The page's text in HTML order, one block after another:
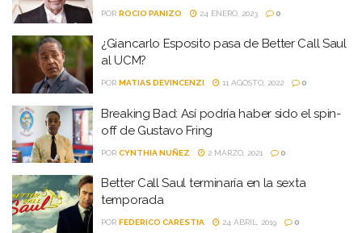
POR ROCIO PANIZO 24 ENERO, 2023 0
¿Giancarlo Esposito pasa de Better Call Saul
al UCM?
POR MATIAS DEVINCENZI 11 AGOSTO, 2022 0
Breaking Bad: Así podría haber sido el spin-
off de Gustavo Fring
POR CYNTHIA NUÑEZ 2 MARZO, 2021 0
Better Call Saul terminaría en la sexta
temporada
POR FEDERICO CARESTIA 24 ABRIL, 2019 0